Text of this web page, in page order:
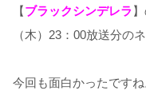
【ブラックシンデレラ
（木）23：00放送分の
今回も面白かったですね